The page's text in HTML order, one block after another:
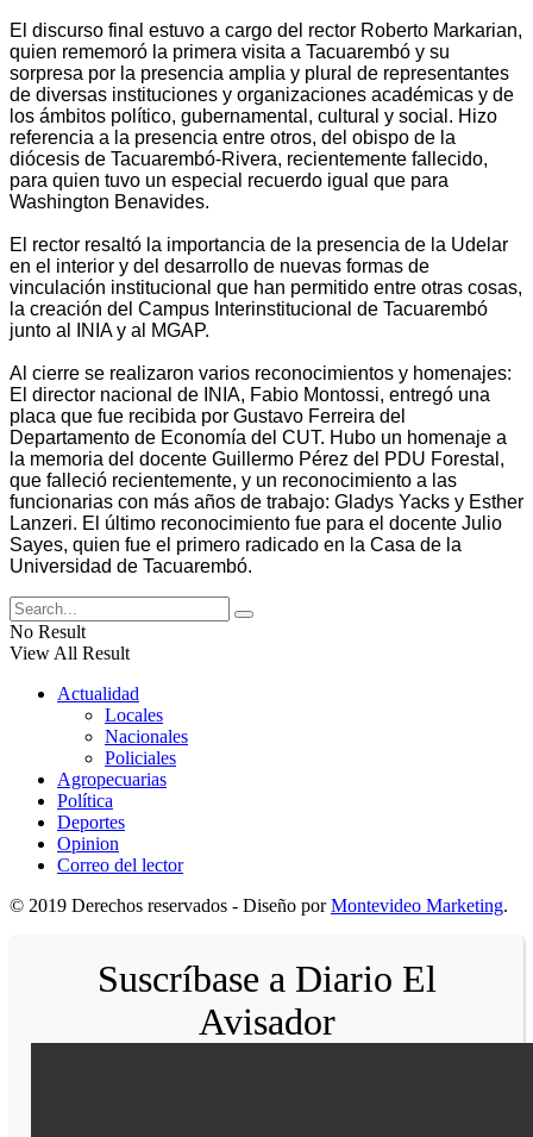
El discurso final estuvo a cargo del rector Roberto Markarian,
quien rememoró la primera visita a Tacuarembó y su
sorpresa por la presencia amplia y plural de representantes
de diversas instituciones y organizaciones académicas y de
los ámbitos político, gubernamental, cultural y social. Hizo
referencia a la presencia entre otros, del obispo de la
diócesis de Tacuarembó-Rivera, recientemente fallecido,
para quien tuvo un especial recuerdo igual que para
Washington Benavides.
El rector resaltó la importancia de la presencia de la Udelar
en el interior y del desarrollo de nuevas formas de
vinculación institucional que han permitido entre otras cosas,
la creación del Campus Interinstitucional de Tacuarembó
junto al INIA y al MGAP.
Al cierre se realizaron varios reconocimientos y homenajes:
El director nacional de INIA, Fabio Montossi, entregó una
placa que fue recibida por Gustavo Ferreira del
Departamento de Economía del CUT. Hubo un homenaje a
la memoria del docente Guillermo Pérez del PDU Forestal,
que falleció recientemente, y un reconocimiento a las
funcionarias con más años de trabajo: Gladys Yacks y Esther
Lanzeri. El último reconocimiento fue para el docente Julio
Sayes, quien fue el primero radicado en la Casa de la
Universidad de Tacuarembó.
No Result
View All Result
Actualidad
Locales
Nacionales
Policiales
Agropecuarias
Política
Deportes
Opinion
Correo del lector
© 2019 Derechos reservados - Diseño porMontevideo Marketing.
Suscríbase a Diario El
Avisador